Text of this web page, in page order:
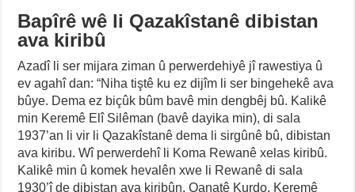
Bapîrê wê li Qazakîstanê dibistan
ava kiribû
Azadî li ser mijara ziman û perwerdehiyê jî rawestiya û
ev agahî dan: “Niha tiştê ku ez dijîm li ser bingehekê ava
bûye. Dema ez biçûk bûm bavê min dengbêj bû. Kalikê
min Keremê Elî Silêman (bavê dayika min), di sala
1937’an li vir li Qazakîstanê dema li sirgûnê bû, dibistan
ava kiribu. Wî perwerdehî li Koma Rewanê xelas kiribû.
Kalikê min û komek hevalên xwe li Rewanê di sala
1930’î de dibistan ava kiribûn. Qanatê Kurdo, Keremê